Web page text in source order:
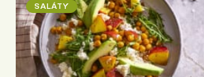
SALÁTY